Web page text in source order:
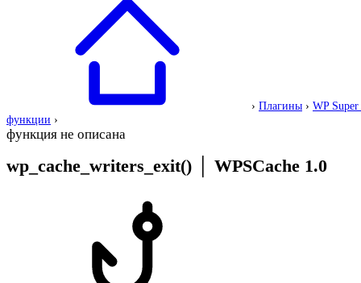
› Плагины › WP Super
функции ›
функция не описана
wp_cache_writers_exit() WPSCache 1.0